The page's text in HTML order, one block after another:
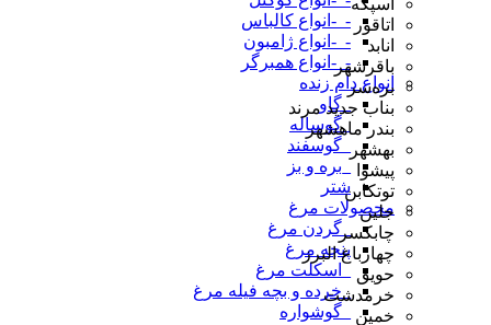
-_-انواع کالباس
-_-انواع ژامبون
-_-انواع همبرگر
انواع دام زنده
_گاو
_گوساله
_گوسفند
_بره و بز
شتر
محصولات مرغ
_گردن مرغ
پنجه مرغ
_اسکلت مرغ
_خرده و بچه فیله مرغ
_گوشواره
اسپکه
اتاقور
انابد
باقرشهر
بره‌سر
بناب جدید مرند
بندر ماهشهر
بهشهر
پیشوا
توتکابن
جلین
چابکسر
چهارباغ البرز
حویق
خرمدشت
خمین